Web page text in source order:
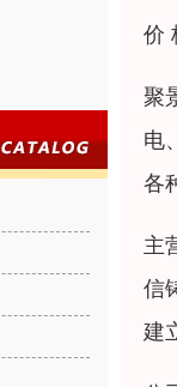
价
聚
电
各
主
信
建